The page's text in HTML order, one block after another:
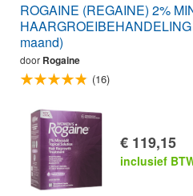
ROGAINE (REGAINE) 2%
maand)
door Rogaine
(16)
€ 119,15
inclusief